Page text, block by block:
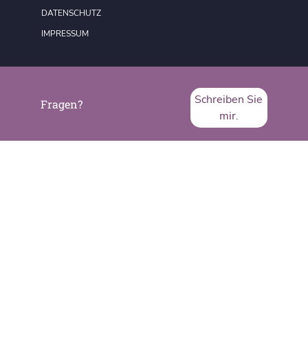
Fragen?
Schreiben Sie
mir.
DATENSCHUTZ
IMPRESSUM